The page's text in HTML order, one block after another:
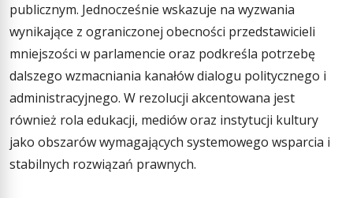
publicznym. Jednocześnie wskazuje na wyzwania
wynikające z ograniczonej obecności przedstawicieli
mniejszości w parlamencie oraz podkreśla potrzebę
dalszego wzmacniania kanałów dialogu politycznego i
administracyjnego. W rezolucji akcentowana jest
również rola edukacji, mediów oraz instytucji kultury
jako obszarów wymagających systemowego wsparcia i
stabilnych rozwiązań prawnych.